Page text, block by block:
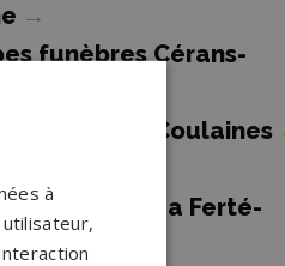
→
funèbres Cérans-
funèbres Coulaines
funèbres La Ferté-
→
à